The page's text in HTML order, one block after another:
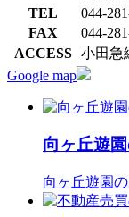
TEL
044-
FAX
044-
ACCESS 小田
Google map
向ヶ丘遊
向ヶ丘遊園